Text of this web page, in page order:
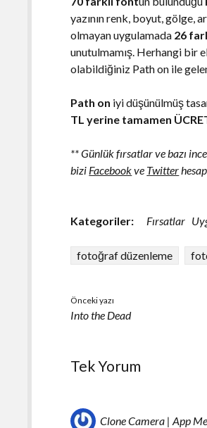
yazının renk, boyut, gölge,
olmayan uygulamada 26
unutulmamış. Herhangi bir
olabildiğiniz Path on ile
Path on iyi düşünülmüş
TL yerine tamamen
** Günlük fırsatlar ve bazı
bizi Facebookve Twitter
Kategoriler: Fırsatlar
fotoğraf düzenleme
Önceki yazı
Into the Dead
Tek Yorum
Clone Camera | App